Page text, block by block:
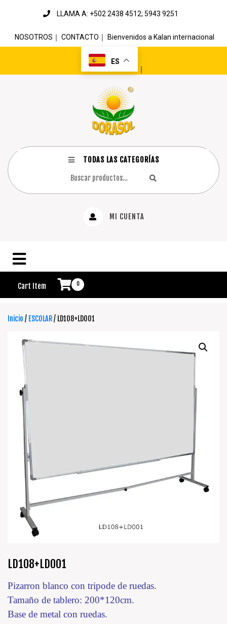
LLAMA A: +502 2438 4512; 5943 9251
NOSOTROS ｜ CONTACTO ｜ Bienvenidos a Kalan internacional
ES
｜
TODAS LAS CATEGORÍAS
MI CUENTA
Cart Item 0
Inicio / ESCOLAR/ LD108+LD001
LD108+LD001
Pizarron blanco con tripode de ruedas.
Tamaño de tablero: 200*120cm.
Base de metal con ruedas.